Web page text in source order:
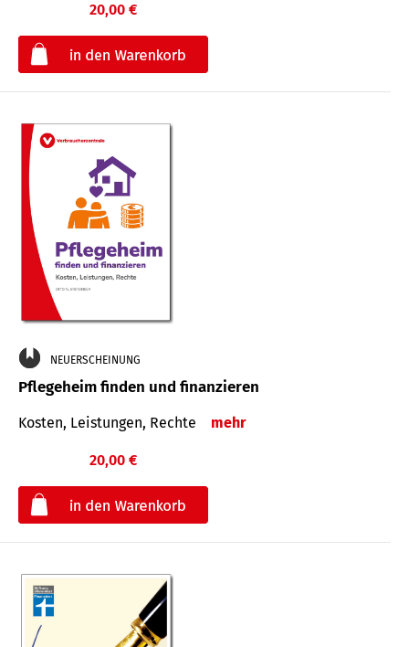
20,00 €
NEUERSCHEINUNG
Pflegeheim finden und finanzieren
Kosten, Leistungen, Rechte mehr
20,00 €